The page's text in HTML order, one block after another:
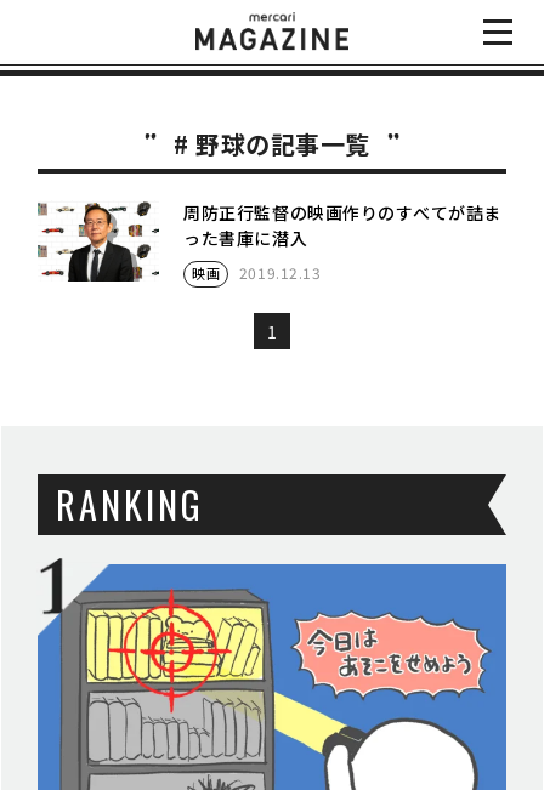
# 野球の記事一覧
周防正行監督の映画作りのすべてが詰ま
った書庫に潜入
映画 2019.12.13
1
RANKING